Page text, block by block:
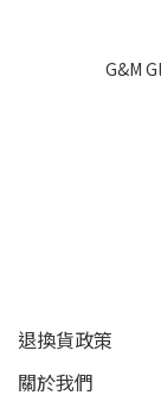
G&M
退換貨政策
關於我們